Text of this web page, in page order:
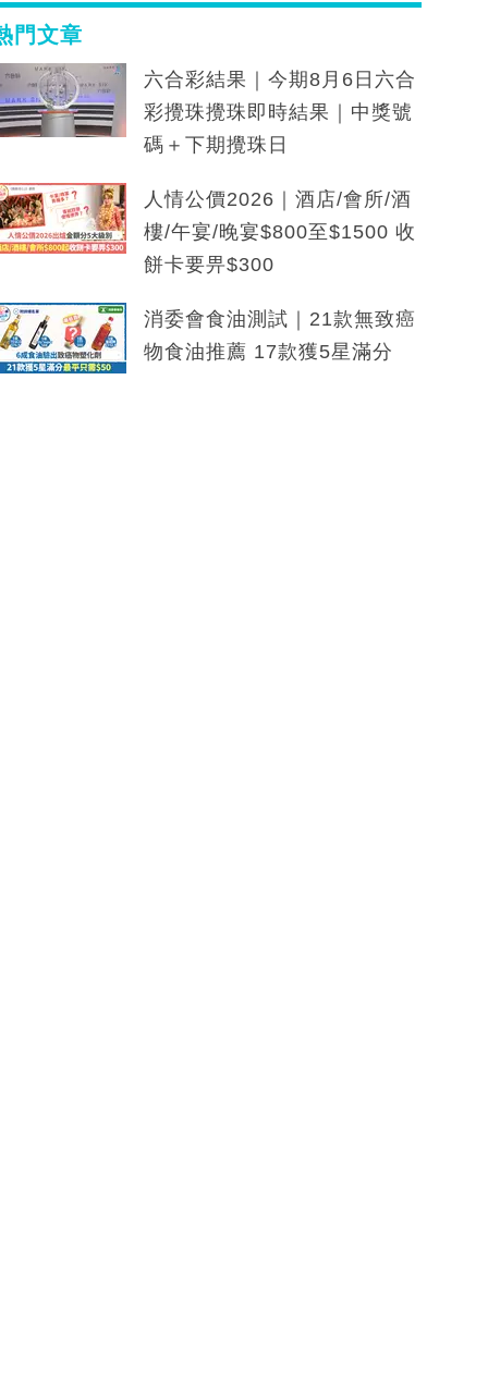
門文章
六合彩結果｜今期8月6日六合
彩攪珠攪珠即時結果｜中獎號
碼＋下期攪珠日
人情公價2026｜酒店/會所/酒
樓/午宴/晚宴$800至$1500 收
餅卡要畀$300
消委會食油測試｜21款無致癌
物食油推薦 17款獲5星滿分